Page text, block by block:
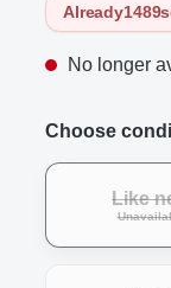
Already1489
No longer
Choose
Like